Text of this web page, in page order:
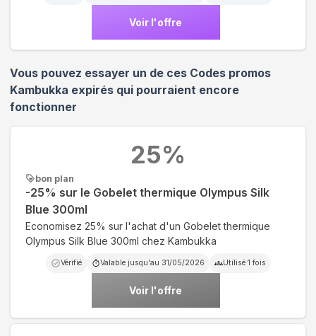
Voir l'offre
Vous pouvez essayer un de ces Codes promos
Kambukka expirés qui pourraient encore
fonctionner
bon plan
-25% sur le Gobelet thermique Olympus Silk
Blue 300ml
Economisez 25% sur l'achat d'un Gobelet thermique
Olympus Silk Blue 300ml chez Kambukka
Vérifié Valable jusqu'au 31/05/2026 Utilisé 1 fois
Voir l'offre
25%